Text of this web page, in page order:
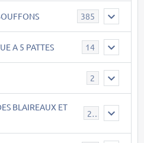
385
A 5 PATTES 14
2
BLAIREAUX ET
21